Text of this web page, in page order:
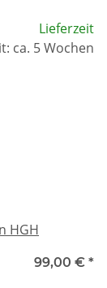
Lieferzeit
ca. 5 Wochen
HGH
99,00 € *